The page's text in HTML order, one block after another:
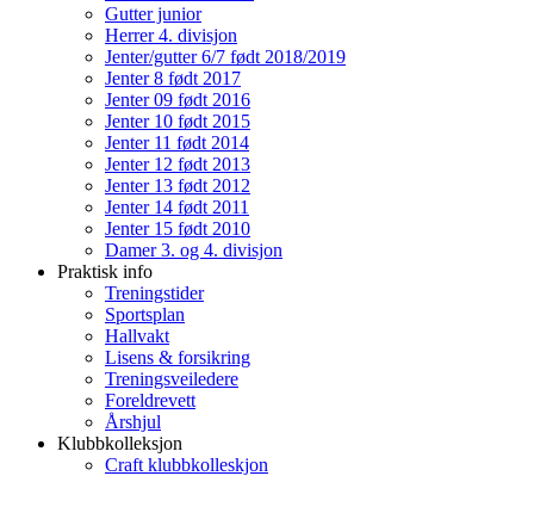
Gutter junior
Herrer 4. divisjon
Jenter/gutter 6/7 født 2018/2019
Jenter 8 født 2017
Jenter 09 født 2016
Jenter 10 født 2015
Jenter 11 født 2014
Jenter 12 født 2013
Jenter 13 født 2012
Jenter 14 født 2011
Jenter 15 født 2010
Damer 3. og 4. divisjon
Praktisk info
Treningstider
Sportsplan
Hallvakt
Lisens & forsikring
Treningsveiledere
Foreldrevett
Årshjul
Klubbkolleksjon
Craft klubbkolleskjon